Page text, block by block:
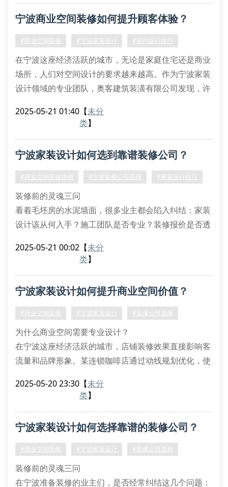
某连锁餐饮品牌为例，其通过专业商业空间规划使客流
量提升40%。正规装修公司应配备施工监理全程把控，
宁波商业空间装修如何提升顾客体验？
#商业空间装修 #宁波家装设计 #室内设计技巧
在宁波这座经济活跃的城市，无论是家庭住宅还是商业
场所，人们对空间设计的要求越来越高。作为宁波家装
设计领域的专业团队，奥客建筑装潢有限公司发现，许
过装修设计吸引更多顾客并提升停留时间？
波某连锁咖啡店为例，设计师通过开放式吧台布局增强
互动感，搭配暖色调灯光营造温馨氛围
2025-05-21 01:40 【未分
类】
宁波家装设计如何选到靠谱装修公司？
#商业空间装修指南 #宁波装修公司选择 #家装设计技巧
装修前的灵魂三问
看着毛坯房的水泥墙面，很多业主都会陷入纠结：家装
设计该从何入手？施工团队是否专业？装修报价是否透
奥客建筑装潢有限公司市场部调研显示，86%的装修纠
资质证书查真伪
查看装修公司是否具备建筑装修装饰工程专业承包资
建局官网可验证企业资质信息
2025-05-21 00:02 【未分
类】
宁波家装设计如何提升商业空间价值？
#商业空间装修 #宁波家装设计 #装修公司选择
为什么商业空间需要专业设计？
在宁波这座经济活跃的城市，店铺装修效果直接影响客
流量和品牌形象。某连锁咖啡店通过动线规划优化，使
结合空间功能分区和灯光氛围设计，将200平米的店面
办公场所：注重工位隔音处理和会议系统集成
零
2025-05-20 23:30 【未分
类】
宁波家装设计如何选择靠谱的装修公司？
#商业空间装修 #宁波家装设计 #装修公司选择
装修前的灵魂三问
在宁波准备装修的业主们，是否经常纠结这几个问题：